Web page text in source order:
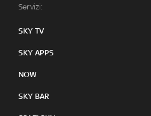
Servizi:
SKY TV
SKY APPS
NOW
SKY BAR